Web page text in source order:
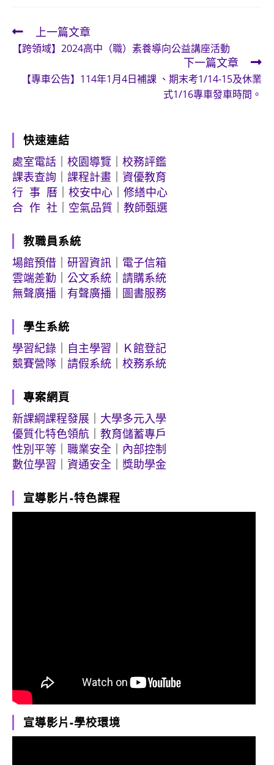
Read
more
articles
上一篇文章
【跨領域】2024高中（職）素養導向公益講座活動
下一篇文章
【專車公告】114年1月4日補課 、期末考1/14-15及休業
式1/16專車發車時間。
快速連結
處室電話
校園導覽
校務評鑑
課表查詢
課程計畫
資優教育
行 事 曆
校安中心
修繕中心
合 作 社
空氣品質 教師甄選
教職員系統
場館預借
研習資訊
電子信箱
雲端差勤
公文系統
請購系統
無聲廣播
有聲廣播 圖書服務
學生系統
學習紀錄
自主學習
Ｋ館登記
競賽營隊
請假系統 校務系統
專案網頁
新課綱課程發展
大學多元入學
優質化特色領航
教育儲蓄專戶
性別平等
職業安全
內部控制
數位學習
資通安全 獎助學金
宣導影片-特色課程
宣導影片-學校環境